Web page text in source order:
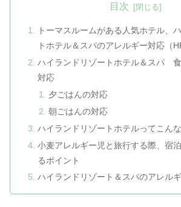
目次
トーマスルームがある人気ホテル、
トホテル＆スパのアレルギー対応（
ハイランドリゾートホテル＆スパ
対応
夕ごはんの対応
朝ごはんの対応
ハイランドリゾートホテルってこん
小麦アレルギー児と旅行する際、宿
るポイント
ハイランドリゾート＆スパのアレル